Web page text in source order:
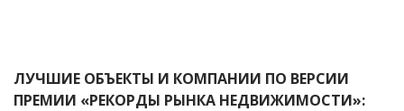
ЛУЧШИЕ ОБЪЕКТЫ И КОМПАНИИ ПО ВЕРСИИ
ПРЕМИИ «РЕКОРДЫ РЫНКА НЕДВИЖИМОСТИ»: